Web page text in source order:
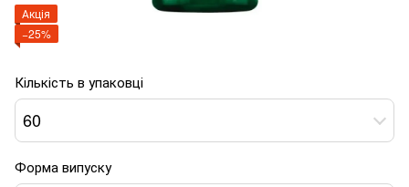
Акція
−25%
Кількість в упаковці
60
Форма випуску